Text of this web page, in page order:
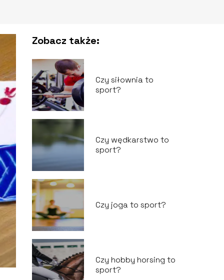
Zobacz także:
Czy siłownia to
sport?
Czy wędkarstwo to
sport?
Czy joga to sport?
Czy hobby horsing to
sport?